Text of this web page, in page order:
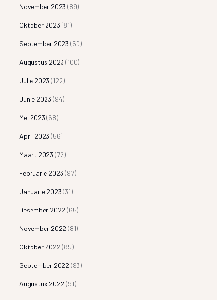
November 2023 (89)
Oktober 2023 (81)
September 2023 (50)
Augustus 2023 (100)
Julie 2023 (122)
Junie 2023 (94)
Mei 2023 (68)
April 2023 (56)
Maart 2023 (72)
Februarie 2023 (97)
Januarie 2023 (31)
Desember 2022 (65)
November 2022 (81)
Oktober 2022 (85)
September 2022 (93)
Augustus 2022 (91)